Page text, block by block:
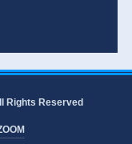
Rights Reserved